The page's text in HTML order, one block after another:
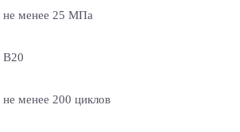
не менее 25 МПа
B20
не менее 200 циклов